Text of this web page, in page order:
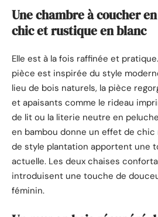
Une chambre à coucher
chic et rustique en blanc
Elle est à la fois raffinée et
pièce est inspirée du style
lieu de bois naturels, la pièce
et apaisants comme le rideau
de lit ou la literie neutre en
en bambou donne un effet de chic
de style plantation apportent une
actuelle. Les deux chaises
introduisent une touche de
féminin.